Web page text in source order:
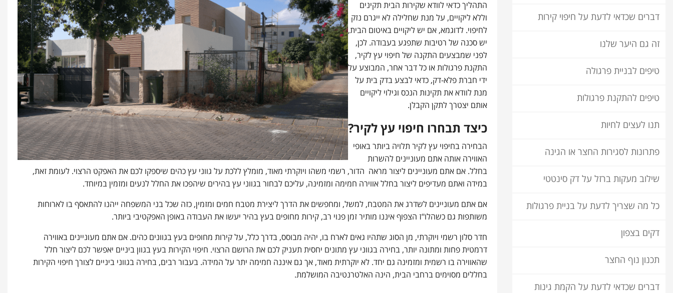
דברים שכדאי לדעת על חיפוי קירות
זה גם היער שלנו
טיפים לבניית פרגולה
טיפים להתקנת פרגולות
תנו לעצים לחיות
פתרונות לסגירות החצר או הגינה
שילוב מעקות ברזל על דק סינטטי
כל מה שצריך לדעת על בניית פרגולות
דקים בצפון
תכנון נוף החצר
דברים שכדאי לדעת על הקמת גינות
התהליך כדאי לוודא שקירות הבית תקינים
וללא ליקויים, על מנת שחלילה לא ייגרם נזק
לחיפוי. לדוגמא, אם יש ליקויים באיטום הבית,
יש סכנה של רטיבות שתפגע בעבודה. לכן,
לפני שמבצעים התקנה של חיפוי עץ לקיר,
התקנת פרגולות או כל דבר אחר, המבוצע על
ידי חברת פלא-דק, כדאי לבצע בדק בית על
מנת לוודא את תקינות הנכס וגילוי ליקויים
אותם יצטרך לתקן הקבלן.
כיצד תבחרו חיפוי עץ לקיר?
הבחירה בחיפוי עץ לקיר תלויה ביותר באופי
האווירה אותה אתם מעוניינים להשרות
בחלל. אם אתם מעוניינים ליצור מראה הדור, רשמי משהו ויוקרתי מאוד, מומלץ ללכת על גווני עץ כהים שיספקו לכם את האפקט הרצוי. לעומת זאת,
במידה ואתם מעדיפים ליצור בחלל אווירה חמימה ומזמינה, עליכם לבחור בגווני עץ בהירים שיהפכו את החלל לנעים ומזמין במיוחד.
אם אתם מעוניינים לשדרג את המטבח, למשל, ומחפשים את הדרך ליצירת מטבח חמים ומזמין, כזה שכל בני המשפחה ייהנו להתאסף בו לארוחות
משותפות גם כשהלו"ז הצפוף איננו מותיר זמן פנוי רב, קירות מחופים בעץ בהיר יעשו את העבודה באופן האפקטיבי ביותר.
חדר סלון רשמי ויוקרתי, מן הסוג שתהיו גאים לארח בו, יהיה מבוסס, בדרך כלל, על קירות מחופים בעץ בגוונים כהים. אם אתם מעוניינים באווירה
דרמטית פחות ומתונה יותר, בחירה בגווני עץ מתונים יחסית תעניק לכם את הרושם הרצוי. חיפוי הקירות בעץ בגוון ביניים יאפשר לכם ליצור חלל
שהאווירה בו רשמית ומזמינה גם יחד. לא יוקרתית מאוד, אך גם איננה חמימה יתר על המידה. בעבור רבים, בחירה בגווני ביניים לצורך חיפוי הקירות
בחללים מסוימים ברחבי הבית, הינה האלטרנטיבה המושלמת.